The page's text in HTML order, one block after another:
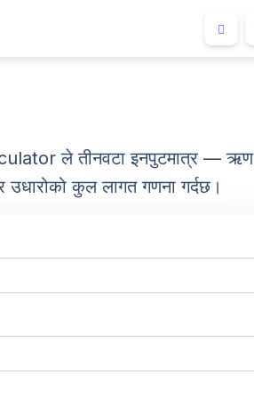
ले तीनवटा इनपुटमात्र — ऋण
उधारोको कुल लागत गणना गर्दछ।